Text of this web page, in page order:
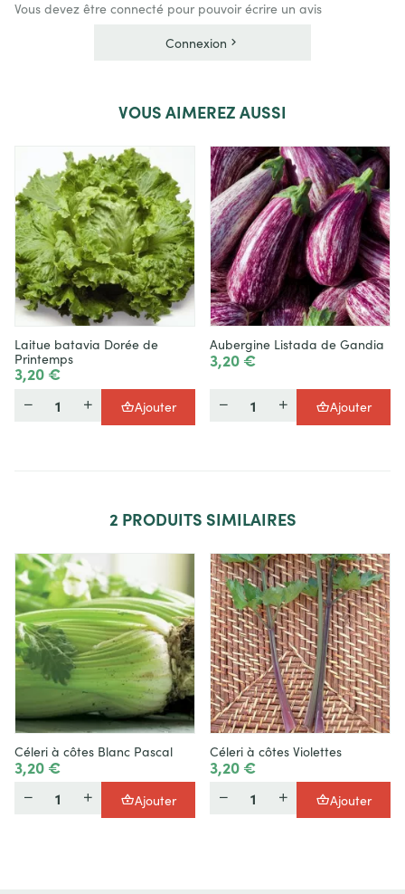
Vous devez être connecté pour pouvoir écrire un avis
Connexion
VOUS AIMEREZ AUSSI
Laitue batavia Dorée de
Printemps
3,20 €
Ajouter
Aubergine Listada de Gandia
3,20 €
Ajouter
2 PRODUITS SIMILAIRES
Céleri à côtes Blanc Pascal
3,20 €
Ajouter
Céleri à côtes Violettes
3,20 €
Ajouter